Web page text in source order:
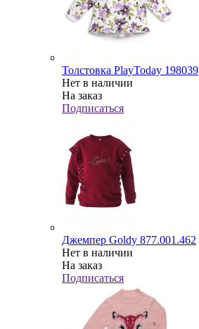
Толстовка PlayToday 198039
Нет в наличии
На заказ
Подписаться
Джемпер Goldy 877.001.462
Нет в наличии
На заказ
Подписаться